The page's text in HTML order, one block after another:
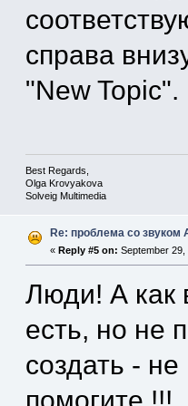
справа
"New Topic".
Best Regards,
Olga Krovyakova
Solveig Multimedia
Re: проблема со звуком
« Reply #5 on: September 29,
Люди! А как
есть, но не
создать -
помогите !!!